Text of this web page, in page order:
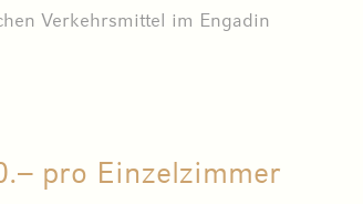
Verkehrsmittel im Engadin
pro Einzelzimmer